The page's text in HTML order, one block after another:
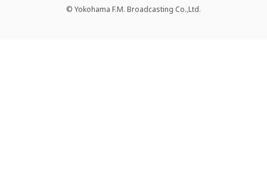
© Yokohama F.M. Broadcasting Co.,Ltd.